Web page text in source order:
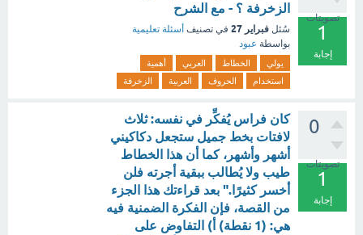
تصويتات
1
إجابة
الزخرفة ؟ - مع الشرح
سُئل فبراير 27 في تصنيف أسئلة تعليمية
بواسطة عبود
يولي الخطاط العربي
أهمية
استخدام
الحروف العربية الزخرفة
0
تصويتات
1
إجابة
كان فراس يُفكِّر في نفسه: ثلاث
لافتات بخط جميل ستجعل دكاكيني
أشهر وأشهر، كما أن هذا الخطاط
طيب ولا يُطالب ببقية أجرته فلن
أخسر كثيرًا." بعد قراءتك هذا الجزء
من القصة، فإن الفكرة الضمنية فيه
هي: (1 نقطة) أ) التفاوض على